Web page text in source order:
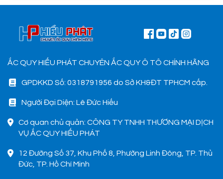
ẮC QUY HIẾU PHÁT CHUYÊN ẮC QUY Ô TÔ CHÍNH HÃNG
GPDKKD Số: 0318791956 do Sở KH&ĐT TPHCM cấp.
Người Đại Diện: Lê Đức Hiếu
Cơ quan chủ quản: CÔNG TY TNHH THƯƠNG MẠI DỊCH
VỤ ẮC QUY HIẾU PHÁT
12 Đường Số 37, Khu Phố 8, Phường Linh Đông, TP. Thủ
Đức, TP. Hồ Chí Minh